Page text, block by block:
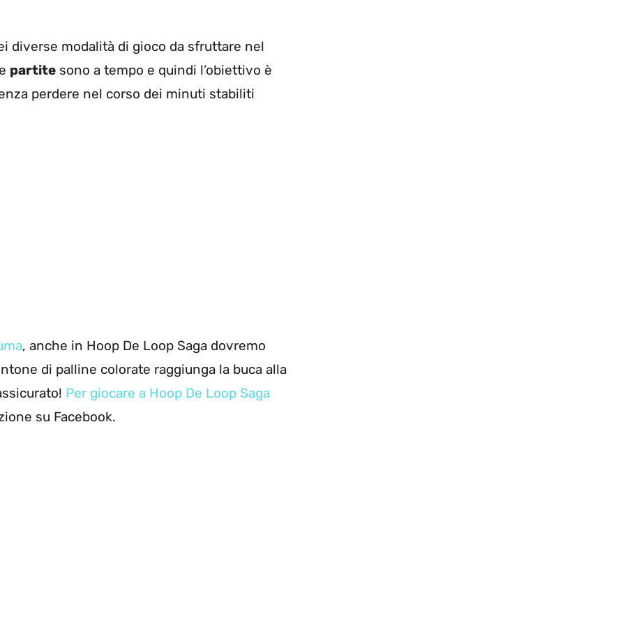
diverse modalità di gioco da sfruttare nel
partite sono a tempo e quindi l’obiettivo è
perdere nel corso dei minuti stabiliti
, anche in Hoop De Loop Saga dovremo
di palline colorate raggiunga la buca alla
Per giocare a Hoop De Loop Saga
su Facebook.